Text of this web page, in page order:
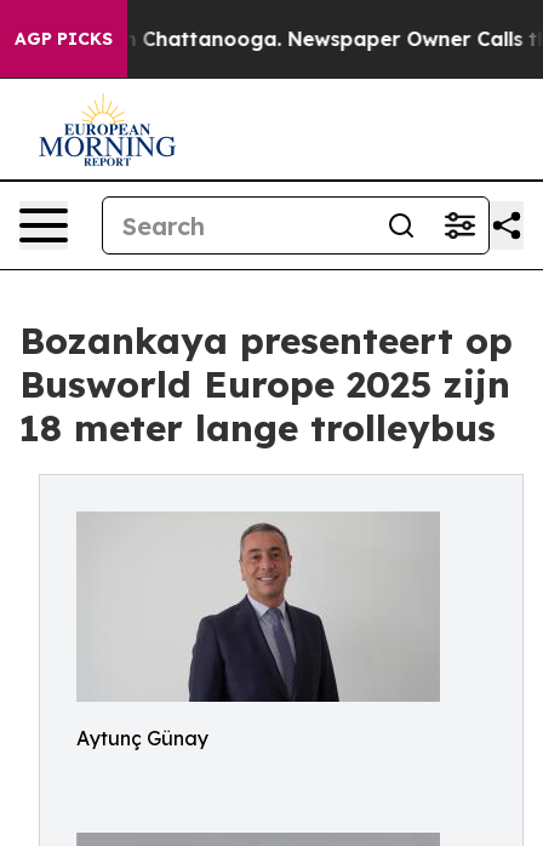
AGP PICKSin Chattanooga. Newspaper Owner Calls the
Bozankaya presenteert op
Busworld Europe 2025 zijn
18 meter lange trolleybus
Aytunç Günay